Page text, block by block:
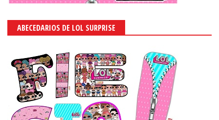
ABECEDARIOS DE LOL SURPRISE